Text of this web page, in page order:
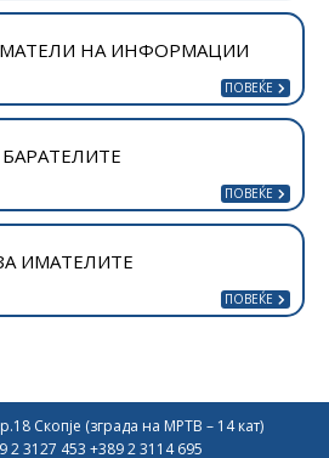
НА ИНФОРМАЦИИ
ИМАТЕЛИТЕ
Скопје (зграда на МРТВ – 14 кат)
2 3127 453 +389 2 3114 695